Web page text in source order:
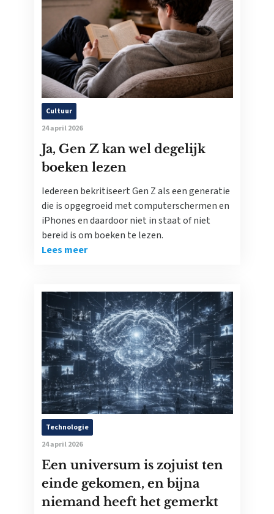
Cultuur
24 april 2026
Ja, Gen Z kan wel degelijk
boeken lezen
Iedereen bekritiseert Gen Z als een generatie
die is opgegroeid met computerschermen en
iPhones en daardoor niet in staat of niet
bereid is om boeken te lezen.
Lees meer
Technologie
24 april 2026
Een universum is zojuist ten
einde gekomen, en bijna
niemand heeft het gemerkt